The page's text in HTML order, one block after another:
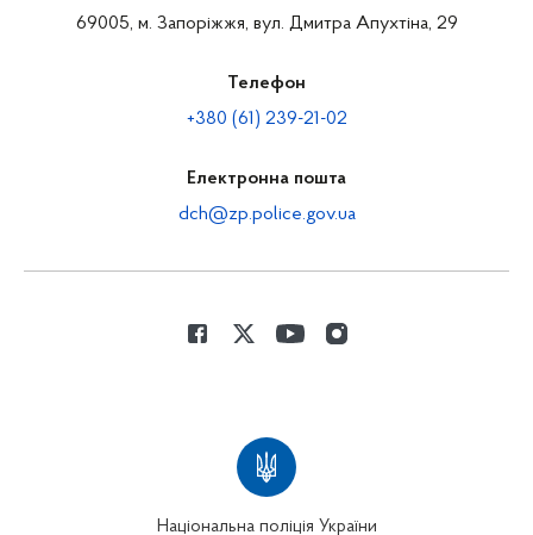
69005, м. Запоріжжя, вул. Дмитра Апухтіна, 29
Телефон
+380 (61) 239-21-02
Електронна пошта
dch@zp.police.gov.ua
Національна поліція України